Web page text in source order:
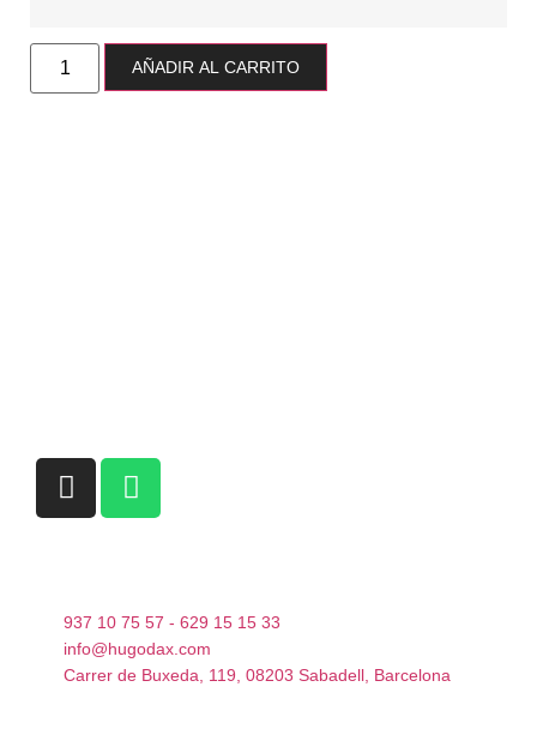
AÑADIR AL CARRITO
937 10 75 57 - 629 15 15 33
info@hugodax.com
Carrer de Buxeda, 119, 08203 Sabadell, Barcelona